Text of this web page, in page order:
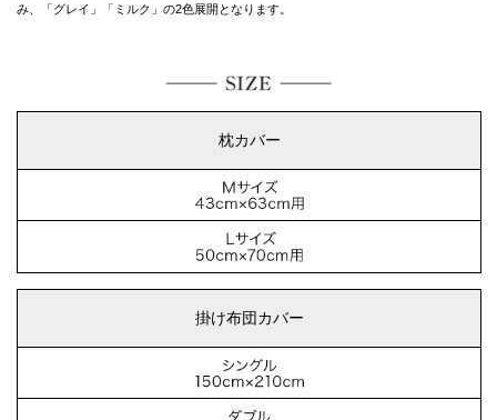
み、「グレイ」「ミルク」の2色展開となります。
枕カバー
掛け布団カバー